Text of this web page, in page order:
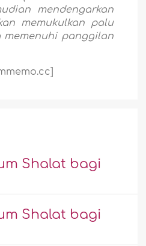
mendengarkan
memukulkan palu
memenuhi panggilan
Shalat bagi
Shalat bagi